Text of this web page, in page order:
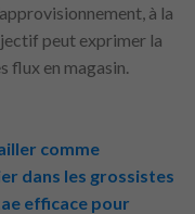
à la
peut exprimer la
flux en magasin.
comme
dans les grossistes
efficace pour